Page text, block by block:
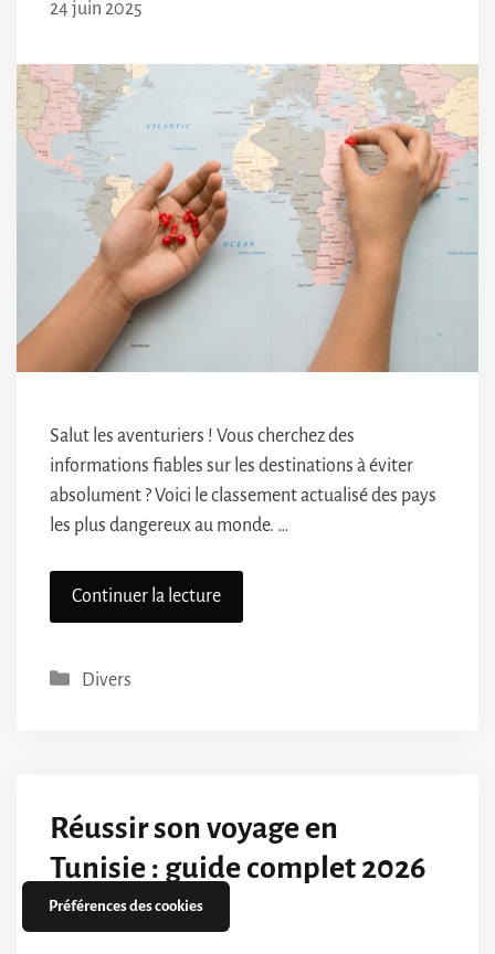
Préférences des cookies
24 juin 2025
Salut les aventuriers ! Vous cherchez des
informations fiables sur les destinations à éviter
absolument ? Voici le classement actualisé des pays
les plus dangereux au monde. …
Continuer la lecture
Catégories
Divers
Réussir son voyage en
Tunisie : guide complet 2026
23 juin 2025